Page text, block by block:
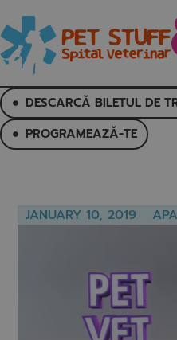
DESCARCĂ BILETUL DE
PROGRAMEAZĂ-TE
JANUARY 10, 2019